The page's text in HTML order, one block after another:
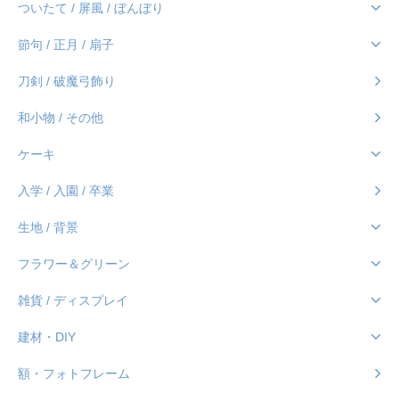
ついたて / 屏風 / ぼんぼり
節句 / 正月 / 扇子
刀剣 / 破魔弓飾り
和小物 / その他
ケーキ
入学 / 入園 / 卒業
生地 / 背景
フラワー＆グリーン
雑貨 / ディスプレイ
建材・DIY
額・フォトフレーム